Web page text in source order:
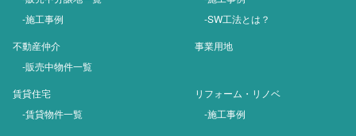
-施工事例
-SW工法とは？
不動産仲介
-販売中物件一覧
事業用地
賃貸住宅
-賃貸物件一覧
リフォーム・リノベ
-施工事例